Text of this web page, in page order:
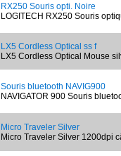
RX250 Souris opti. Noire
LOGITECH RX250 Souris
LX5 Cordless Optical ss f
LX5 Cordless Optical Mouse
Souris bluetooth NAVIG900
NAVIGATOR 900 Souris
Micro Traveler Silver
Micro Traveler Silver 1200dpi